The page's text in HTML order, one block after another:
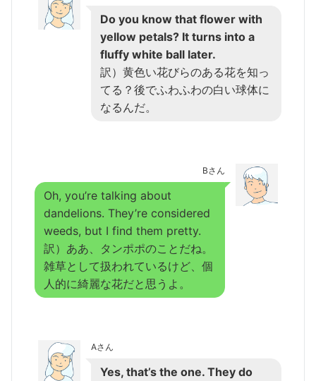
Do you know that flower with
yellow petals? It turns into a
fluffy white ball later.
訳）黄色い花びらのある花を知っ
てる？後でふわふわの白い球体に
なるんだ。
Bさん
Oh, you’re talking about
dandelions. They’re considered
weeds, but I find them pretty.
訳）ああ、タンポポのことだね。
雑草として扱われているけど、個
人的に綺麗な花だと思うよ。
Aさん
Yes, that’s the one. They do